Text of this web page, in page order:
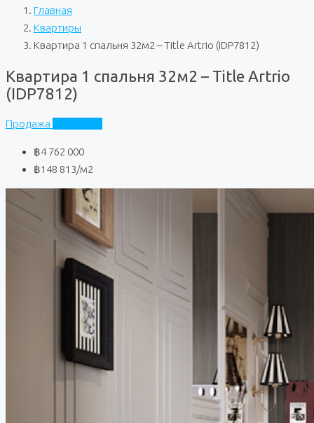
Главная
Квартиры
Квартира 1 спальня 32м2 – Title Artrio (IDP7812)
Квартира 1 спальня 32м2 – Title Artrio
(IDP7812)
Продажа
฿4 762 000
฿148 813/м2